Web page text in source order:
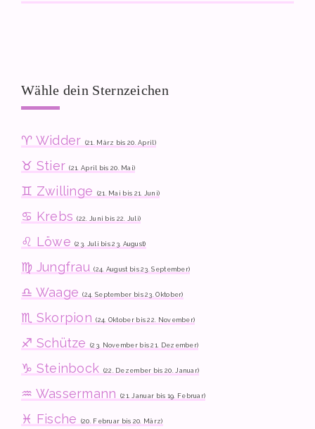
Wähle dein Sternzeichen
♈ Widder (21. März bis 20. April)
♉ Stier(21. April bis 20. Mai)
♊ Zwillinge (21. Mai bis 21. Juni)
♋ Krebs(22. Juni bis 22. Juli)
♌ Löwe(23. Juli bis 23. August)
♍ Jungfrau(24. August bis 23. September)
♎ Waage(24. September bis 23. Oktober)
♏ Skorpion(24. Oktober bis 22. November)
♐ Schütze (23. November bis 21. Dezember)
♑ Steinbock (22. Dezember bis 20. Januar)
♒ Wassermann (21. Januar bis 19. Februar)
♓ Fische (20. Februar bis 20. März)